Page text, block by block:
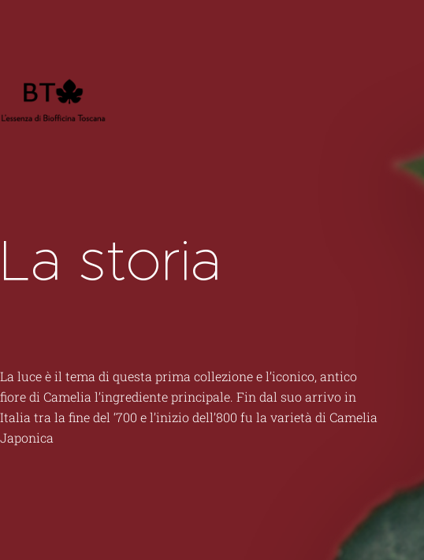
La storia
La luce è il tema di questa prima collezione e l’iconico, antico
fiore di Camelia l’ingrediente principale. Fin dal suo arrivo in
Italia tra la fine del ‘700 e l’inizio dell’800 fu la varietà di Camelia
Japonica